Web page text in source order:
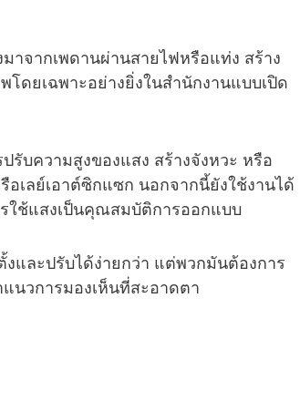
าจากเพดานผ่านสายไฟหรือแท่ง สร้าง
ดยเฉพาะอย่างยิ่งในสำนักงานแบบเปิด
บความสูงของแสง สร้างจังหวะ หรือ
อเลย์เอาต์ซิกแซก นอกจากนี้ยังใช้งานได้
ใช้แสงเป็นคุณสมบัติการออกแบบ
และปรับได้ง่ายกว่า แต่พวกมันต้องการ
นวการมองเห็นที่สะอาดตา